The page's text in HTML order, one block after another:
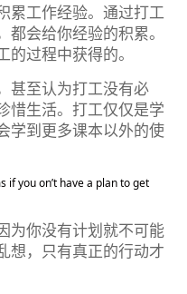
累工作经验。通过打工
会给你经验的积累。
过程中获得的。
甚至认为打工没有必
惜生活。打工仅仅是学
学到更多课本以外的使
if you on’t have a plan to get
为你没有计划就不可能
想，只有真正的行动才